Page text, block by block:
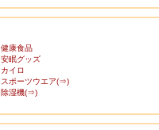
健康食品
安眠グッズ
カイロ
スポーツウエア(⇒)
除湿機(⇒)